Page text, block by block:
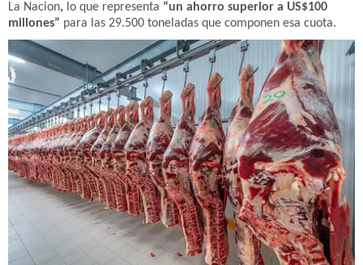
La Nacion, lo que representa “un ahorro superior a US$100
millones” para las 29.500 toneladas que componen esa cuota.